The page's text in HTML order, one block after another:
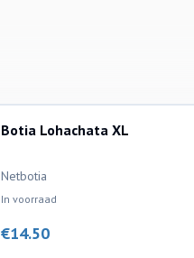
aquariumvissen
Botia Lohachata XL
Netbotia
In voorraad
€14.50